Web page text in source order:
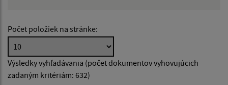
Hľadať v:
Typ dátumu:
Počet položiek na stránke:
Výsledky vyhľadávania (počet dokumentov vyhovujúcich
zadaným kritériám: 632)